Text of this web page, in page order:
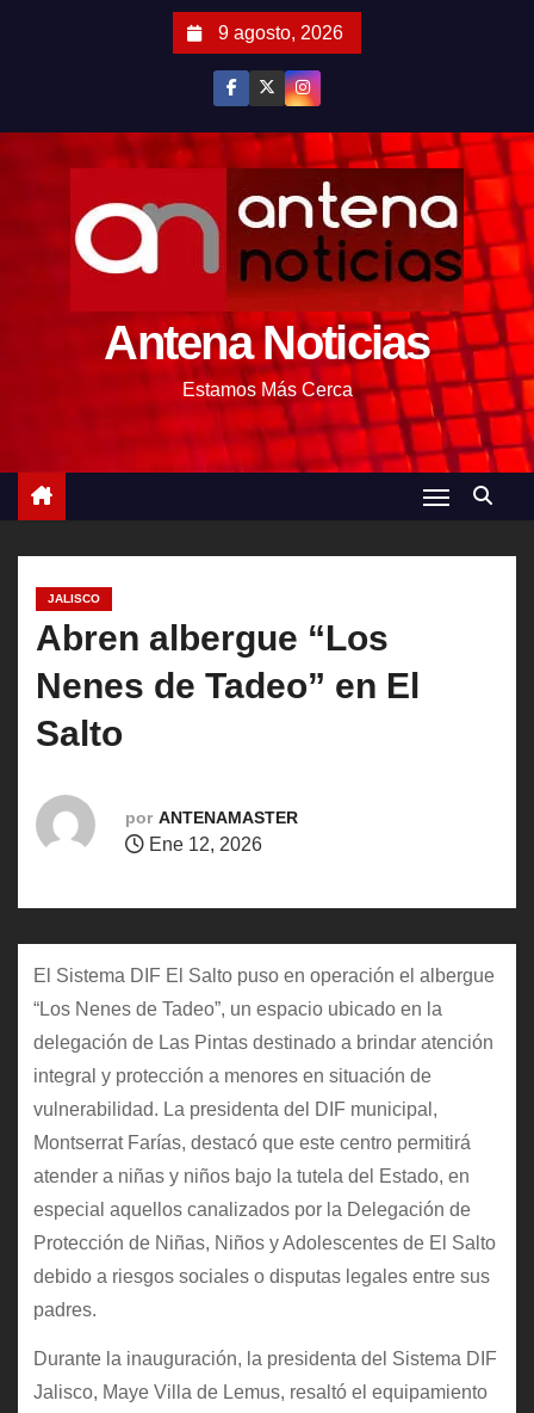
9 agosto, 2026
Antena Noticias
Estamos Más Cerca
JALISCO
Abren albergue “Los
Nenes de Tadeo” en El
Salto
por ANTENAMASTER
Ene 12, 2026
El Sistema DIF El Salto puso en operación el albergue
“Los Nenes de Tadeo”, un espacio ubicado en la
delegación de Las Pintas destinado a brindar atención
integral y protección a menores en situación de
vulnerabilidad. La presidenta del DIF municipal,
Montserrat Farías, destacó que este centro permitirá
atender a niñas y niños bajo la tutela del Estado, en
especial aquellos canalizados por la Delegación de
Protección de Niñas, Niños y Adolescentes de El Salto
debido a riesgos sociales o disputas legales entre sus
padres.
Durante la inauguración, la presidenta del Sistema DIF
Jalisco, Maye Villa de Lemus, resaltó el equipamiento